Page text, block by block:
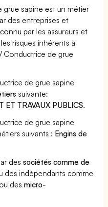
sapine est un métier
des entreprises et
par les assureurs et
risques inhérents à
Conductrice de grue
de grue sapine
suivante:
ET TRAVAUX PUBLICS.
de grue sapine
suivants : Engins de
dessociétés comme de
des indépendants comme
ou desmicro-